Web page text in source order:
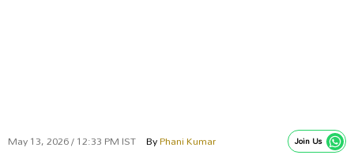
May 13, 2026 / 12:33 PM IST ByPhani Kumar Join Us